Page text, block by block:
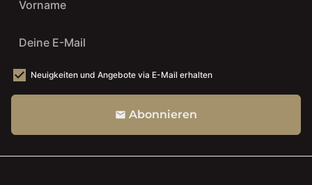
Neuigkeiten und Angebote via E-Mail erhalten
email Abonnieren